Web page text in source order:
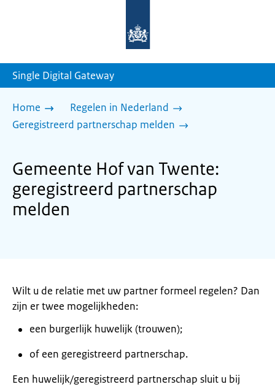
homepage
Single Digital Gateway
Home
Regelen in Nederland
Geregistreerd partnerschap melden
Gemeente Hof van Twente:
geregistreerd partnerschap
melden
Wilt u de relatie met uw partner formeel regelen? Dan
zijn er twee mogelijkheden:
een burgerlijk huwelijk (trouwen);
of een geregistreerd partnerschap.
Een huwelijk/geregistreerd partnerschap sluit u bij